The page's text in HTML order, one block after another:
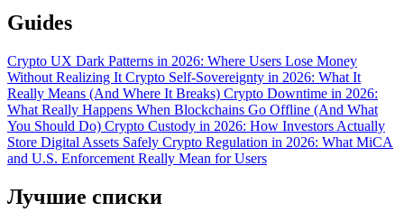
Guides
Crypto UX Dark Patterns in 2026: Where Users Lose Money
Without Realizing It Crypto Self-Sovereignty in 2026: What It
Really Means (And Where It Breaks) Crypto Downtime in 2026:
What Really Happens When Blockchains Go Offline (And What
You Should Do) Crypto Custody in 2026: How Investors Actually
Store Digital Assets Safely Crypto Regulation in 2026: What MiCA
and U.S. Enforcement Really Mean for Users
Лучшие списки